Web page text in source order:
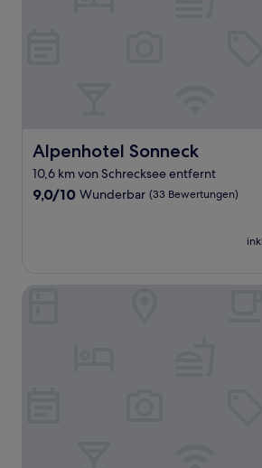
Alpenhotel Sonneck
Alpenhotel Sonneck
10,6 km von Schrecksee entfernt
9.0
9,0/10 Wunderbar (33 Bewertungen)